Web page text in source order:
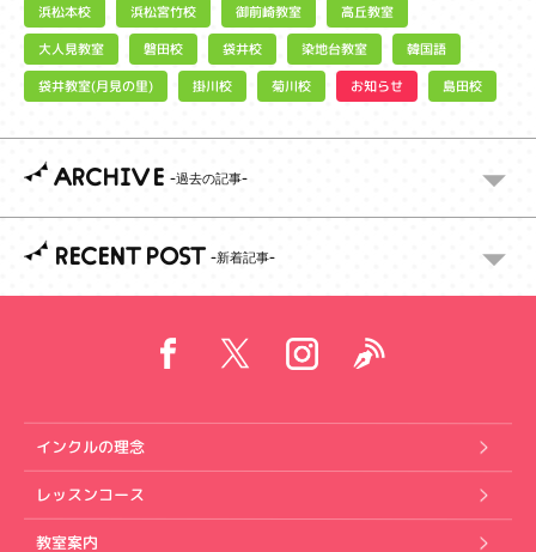
浜松本校 浜松宮竹校 御前崎教室 高丘教室
大人見教室 磐田校 袋井校 染地台教室 韓国語
袋井教室(月見の里) 掛川校 菊川校 お知らせ 島田校
ARCHIVE
RECENT POST
インクルの理念
レッスンコース
教室案内